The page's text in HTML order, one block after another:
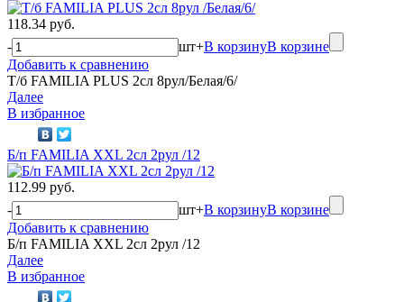
118.34 руб.
-
шт+В корзинуВ корзине
Добавить к сравнению
Т/б FAMILIA PLUS 2сл 8рул/Белая/6/
Далее
В избранное
Б/п FAMILIA XXL 2сл 2рул /12
112.99 руб.
-
шт+В корзинуВ корзине
Добавить к сравнению
Б/п FAMILIA XXL 2сл 2рул /12
Далее
В избранное